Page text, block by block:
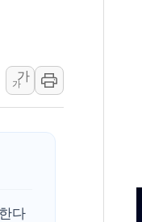
100년 밑거름…수도권 집
2차 회의' 주재… "전폭적
규모 400MW 태양광 착공
에 소폭 하락...금융주 낙
가
가
다